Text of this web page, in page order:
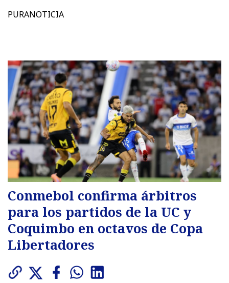
PURANOTICIA
Conmebol confirma árbitros
para los partidos de la UC y
Coquimbo en octavos de Copa
Libertadores